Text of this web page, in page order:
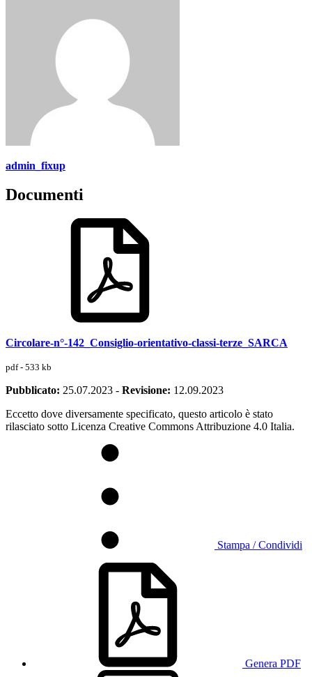
admin_fixup
Documenti
Circolare-n°-142_Consiglio-orientativo-classi-terze_SARCA
pdf - 533 kb
Pubblicato: 25.07.2023 - Revisione: 12.09.2023
Eccetto dove diversamente specificato, questo articolo è stato
rilasciato sotto Licenza Creative Commons Attribuzione 4.0 Italia.
Stampa / Condividi
Genera PDF